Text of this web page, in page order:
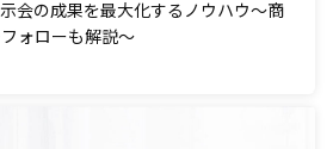
会の成果を最大化するノウハウ～商
ォローも解説～